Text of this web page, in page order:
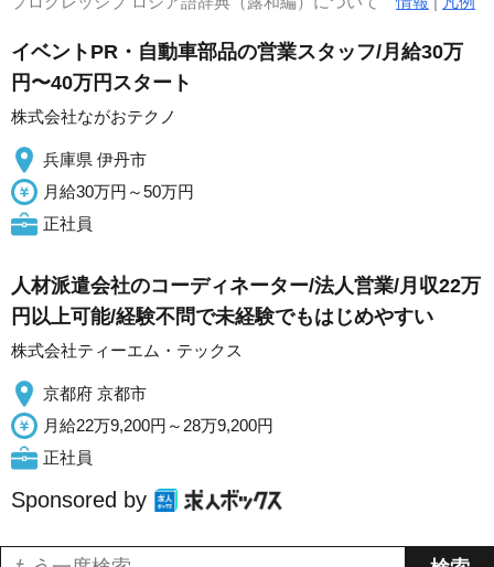
イベントPR・自動車部品の営業スタッフ/月給30万
円〜40万円スタート
株式会社ながおテクノ
兵庫県 伊丹市
月給30万円～50万円
正社員
人材派遣会社のコーディネーター/法人営業/月収22万
円以上可能/経験不問で未経験でもはじめやすい
株式会社ティーエム・テックス
京都府 京都市
月給22万9,200円～28万9,200円
正社員
Sponsored by